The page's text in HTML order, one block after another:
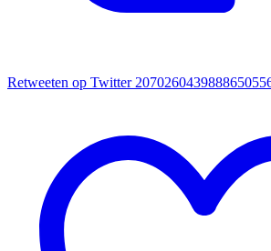
Retweeten op Twitter